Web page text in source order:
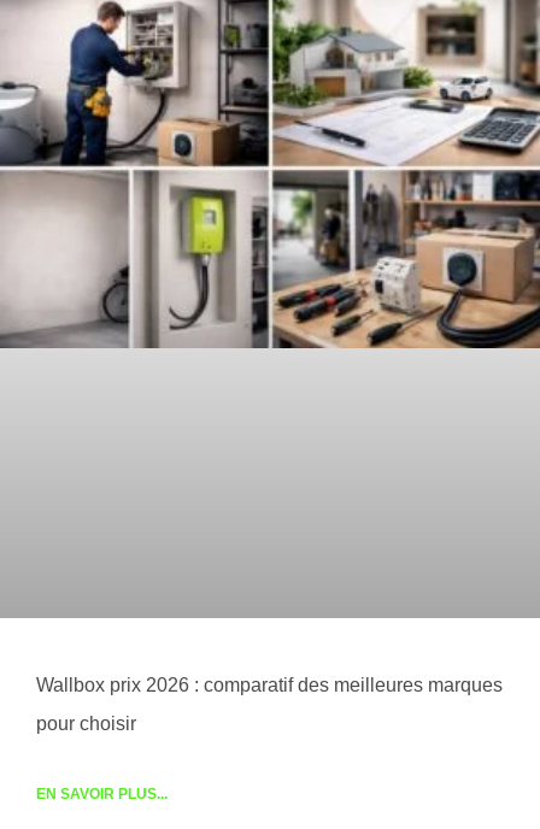
Wallbox prix 2026 : comparatif des meilleures marques
pour choisir
EN SAVOIR PLUS...